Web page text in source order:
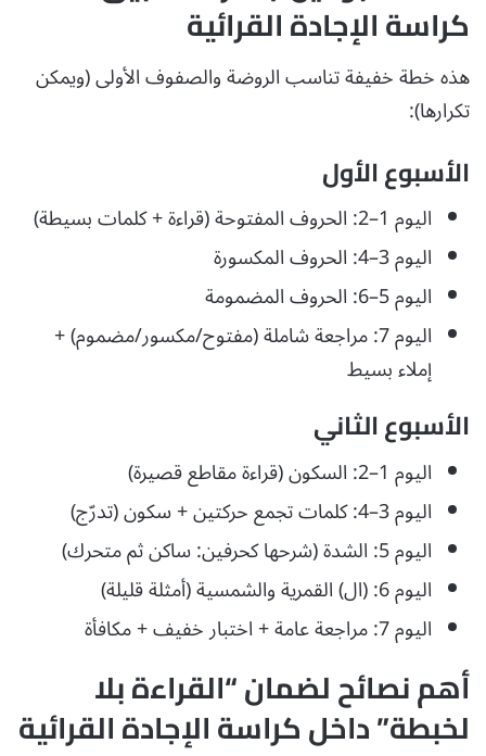
كراسة الإجادة القرائية
هذه خطة خفيفة تناسب الروضة والصفوف الأولى (ويمكن
تكرارها):
الأسبوع الأول
اليوم 1–2: الحروف المفتوحة (قراءة + كلمات بسيطة)
اليوم 3–4: الحروف المكسورة
اليوم 5–6: الحروف المضمومة
اليوم 7: مراجعة شاملة (مفتوح/مكسور/مضموم) +
إملاء بسيط
الأسبوع الثاني
اليوم 1–2: السكون (قراءة مقاطع قصيرة)
اليوم 3–4: كلمات تجمع حركتين + سكون (تدرّج)
اليوم 5: الشدة (شرحها كحرفين: ساكن ثم متحرك)
اليوم 6: (ال) القمرية والشمسية (أمثلة قليلة)
اليوم 7: مراجعة عامة + اختبار خفيف + مكافأة
أهم نصائح لضمان “القراءة بلا
لخبطة” داخل كراسة الإجادة القرائية